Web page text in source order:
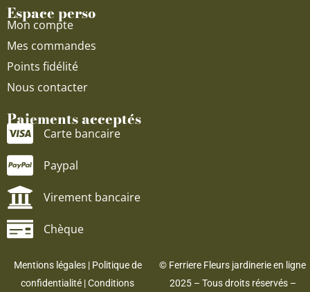
Espace perso
Mon compte
Mes commandes
Points fidélité
Nous contacter
Paiements acceptés
Carte bancaire
Paypal
Virement bancaire
Chèque
Mentions légales| Politique de
confidentialité |Conditions
© Ferriere Fleurs jardinerie en ligne
2025 – Tous droits réservés –